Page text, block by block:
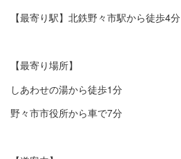
【最寄り駅】北鉄野々市駅から徒歩4分
【最寄り場所】
しあわせの湯から徒歩1分
野々市市役所から車で7分